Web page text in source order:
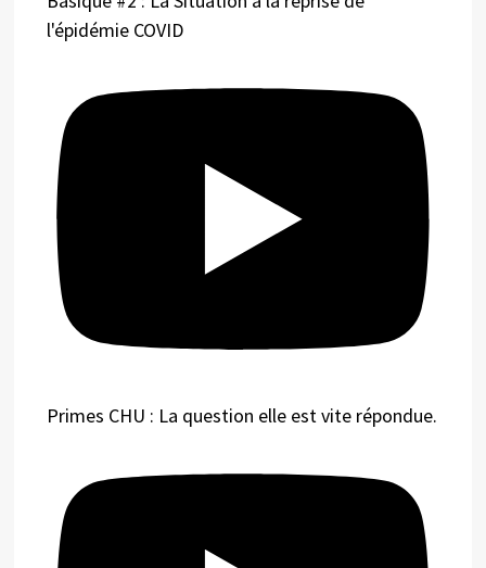
l'épidémie COVID
Primes CHU : La question elle est vite répondue.